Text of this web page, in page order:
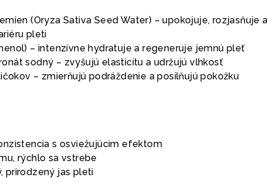
(Oryza Sativa Seed Water) – upokojuje, rozjasňuje
pleti
– intenzívne hydratuje a regeneruje jemnú pleť
sodný – zvyšujú elasticitu a udržujú vlhkosť
– zmierňujú podráždenie a posilňujú pokožku
s osviežujúcim efektom
rýchlo sa vstrebe
prirodzený jas pleti